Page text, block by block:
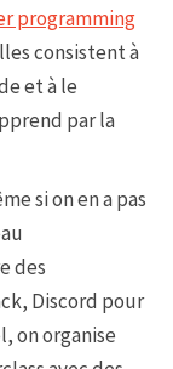
programming
consistent à
et à le
par la
si on en a pas
des
Discord pour
on organise